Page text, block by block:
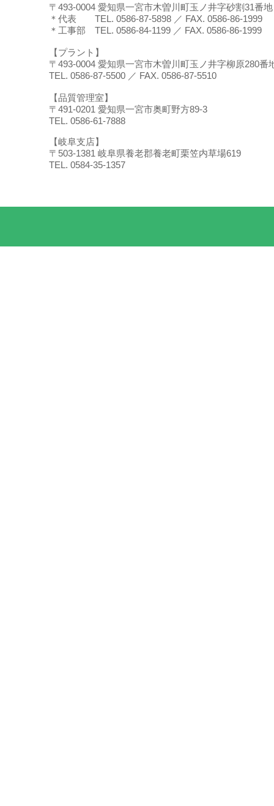
〒493-0004 愛知県一宮市木曽川町玉ノ井字砂割31番地
＊代表 TEL. 0586-87-5898 ／ FAX. 0586-86-1999
＊工事部 TEL. 0586-84-1199 ／ FAX. 0586-86-1999
【プラント】
〒493-0004 愛知県一宮市木曽川町玉ノ井字柳原280番
TEL. 0586-87-5500 ／ FAX. 0586-87-5510
【品質管理室】
〒491-0201 愛知県一宮市奥町野方89-3
TEL. 0586-61-7888
【岐阜支店】
〒503-1381 岐阜県養老郡養老町栗笠内草場619
TEL. 0584-35-1357